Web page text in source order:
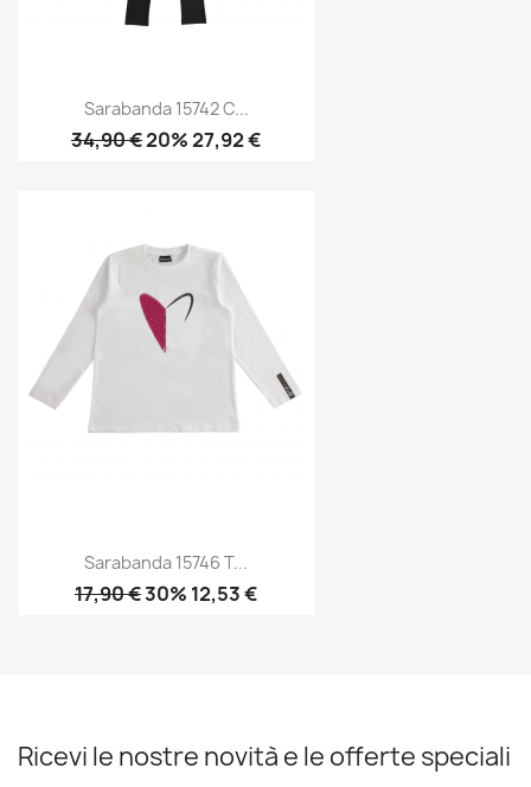
Sarabanda 15742 C...
34,90 €20% 27,92 €
Sarabanda 15746 T...
17,90 €30% 12,53 €
Ricevi le nostre novità e le offerte speciali